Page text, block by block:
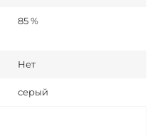
85 %
Нет
серый